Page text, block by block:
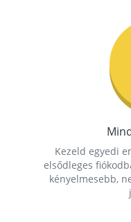
Kezeld egyedi
elsődleges
kényelmesebb,